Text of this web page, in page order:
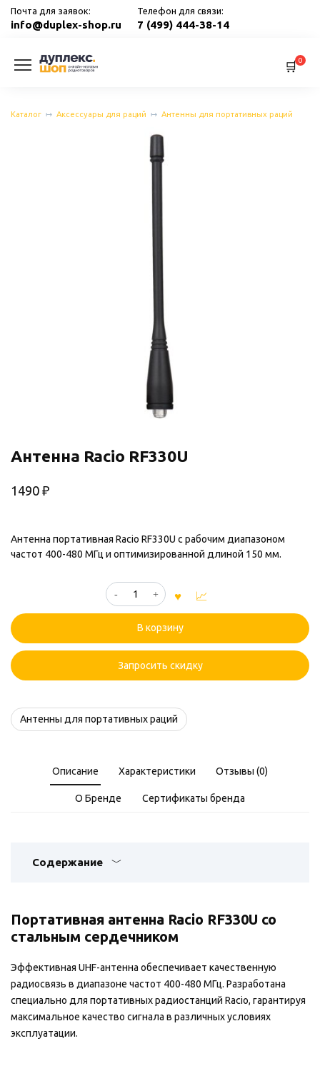
Перейти
Почта для заявок:
info@duplex-shop.ru
Телефон для связи:
7 (499) 444-38-14
0
Каталог Аксессуары для раций Антенны для портативных раций
Антенна Racio RF330U
1490 ₽
Антенна портативная Racio RF330U с рабочим диапазоном
частот 400-480 МГц и оптимизированной длиной 150 мм.
Количество
товара
RF330U
В корзину
Запросить скидку
Антенны для портативных раций
Описание Характеристики Отзывы (0)
О Бренде Сертификаты бренда
Содержание
Портативная антенна Racio RF330U со
стальным сердечником
Эффективная UHF-антенна обеспечивает качественную
радиосвязь в диапазоне частот 400-480 МГц. Разработана
специально для портативных радиостанций Racio, гарантируя
максимальное качество сигнала в различных условиях
эксплуатации.